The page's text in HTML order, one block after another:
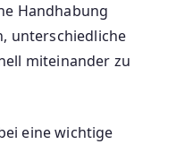
Handhabung
unterschiedliche
miteinander zu
eine wichtige